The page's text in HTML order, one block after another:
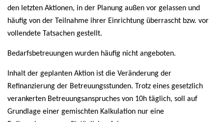
den letzten Aktionen, in der Planung außen vor gelassen und
häufig von der Teilnahme ihrer Einrichtung überrascht bzw. vor
vollendete Tatsachen gestellt.
Bedarfsbetreuungen wurden häufig nicht angeboten.
Inhalt der geplanten Aktion ist die Veränderung der
Refinanzierung der Betreuungsstunden. Trotz eines gesetzlich
verankerten Betreuungsanspruches von 10h täglich, soll auf
Grundlage einer gemischten Kalkulation nur eine